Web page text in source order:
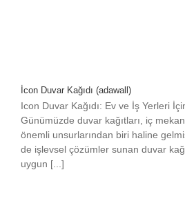
İcon Duvar Kağıdı (adawall)
Icon Duvar Kağıdı: Ev ve İş Yerleri
Günümüzde duvar kağıtları, iç
önemli unsurlarından biri haline
de işlevsel çözümler sunan duvar
uygun [...]